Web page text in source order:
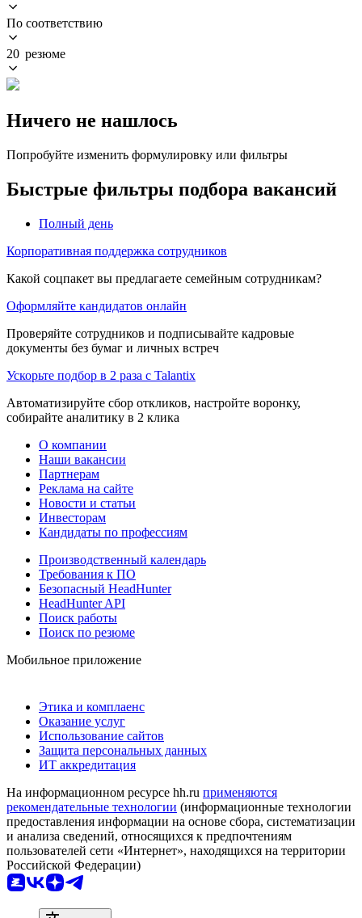
По соответствию
20 резюме
Ничего не нашлось
Попробуйте изменить формулировку или фильтры
Быстрые фильтры подбора вакансий
Полный день
Корпоративная поддержка сотрудников
Какой соцпакет вы предлагаете семейным сотрудникам?
Оформляйте кандидатов онлайн
Проверяйте сотрудников и подписывайте кадровые
документы без бумаг и личных встреч
Ускорьте подбор в 2 раза с Talantix
Автоматизируйте сбор откликов, настройте воронку,
собирайте аналитику в 2 клика
О компании
Наши вакансии
Партнерам
Реклама на сайте
Новости и статьи
Инвесторам
Кандидаты по профессиям
Производственный календарь
Требования к ПО
Безопасный HeadHunter
HeadHunter API
Поиск работы
Поиск по резюме
Мобильное приложение
Этика и комплаенс
Оказание услуг
Использование сайтов
Защита персональных данных
ИТ аккредитация
На информационном ресурсе hh.ru применяются
рекомендательные технологии (информационные технологии
предоставления информации на основе сбора, систематизации
и анализа сведений, относящихся к предпочтениям
пользователей сети «Интернет», находящихся на территории
Российской Федерации)